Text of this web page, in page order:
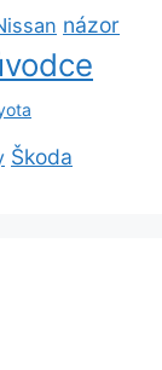
názor
Škoda